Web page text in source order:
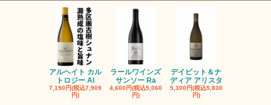
アルヘイト カル
トロジー Al
7,190円(税込7,909
円)
ラールワインズ
サンソー Ra
4,600円(税込5,060
円)
デイビット＆ナ
ディア アリスタ
5,300円(税込5,830
円)